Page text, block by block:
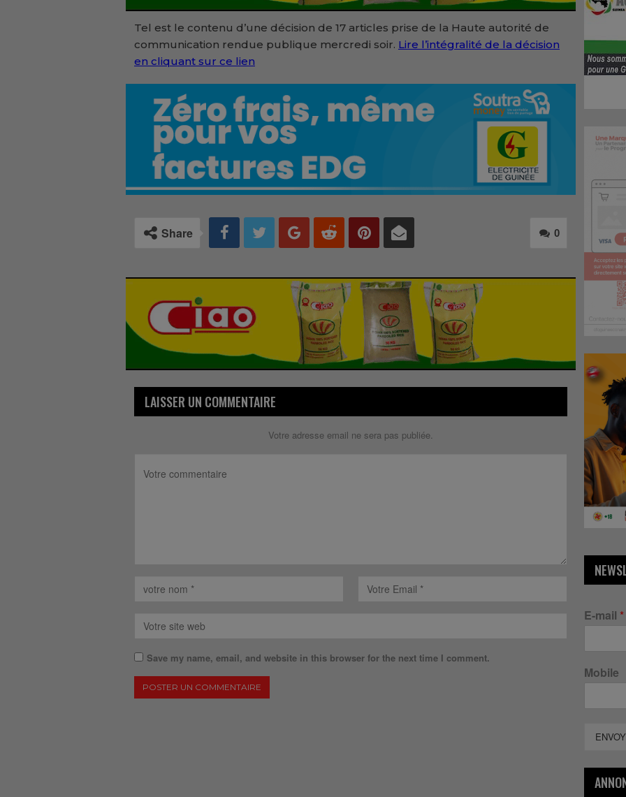
Tel est le contenu d’une décision de 17 articles prise de la Haute autorité de
communication rendue publique mercredi soir. Lire l’intégralité de la décision
en cliquant sur ce lien
0
Share
LAISSER UN COMMENTAIRE
Votre adresse email ne sera pas publiée.
Save my name, email, and website in this browser for the next time I comment.
E-mail *
Mobile